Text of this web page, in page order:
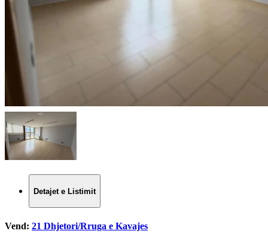
Detajet e Listimit
Vend: 21 Dhjetori/Rruga e Kavajes